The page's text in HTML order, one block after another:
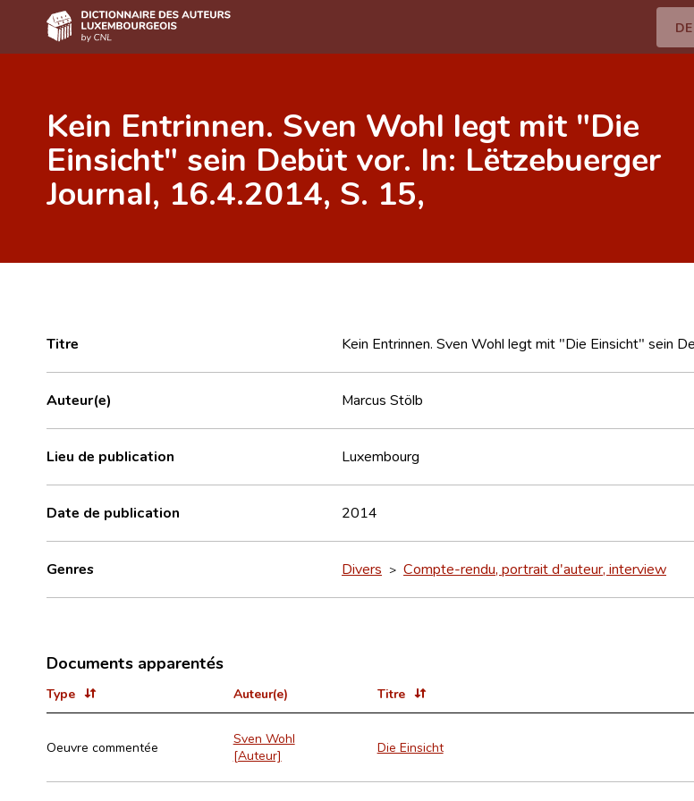
DE
Auteur(e)s A-Z
Recherche avancée
Foire aux questions
Équipe scientifique
Kein Entrinnen. Sven Wohl legt mit "Die
Einsicht" sein Debüt vor. In: Lëtzebuerger
Journal, 16.4.2014, S. 15,
Titre Kein Entrinnen. Sven Wohl legt mit "Die Einsicht" sein
Auteur(e) Marcus Stölb
Lieu de publication Luxembourg
Date de publication 2014
Genres Divers > Compte-rendu, portrait d'auteur, interview
Documents apparentés
Type Auteur(e) Titre
Oeuvre commentée
Sven Wohl
[Auteur]
Die Einsicht